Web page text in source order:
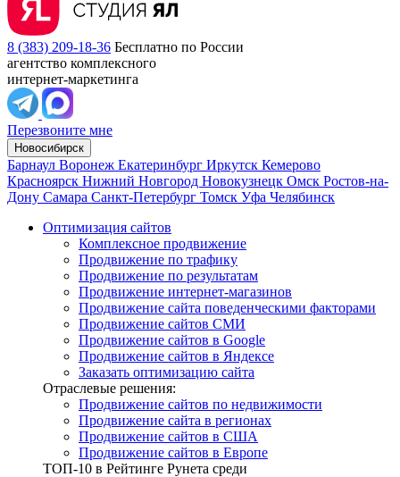
8 (383) 209-18-36 Бесплатно по России
агентство комплексного
интернет-маркетинга
Перезвоните мне
Новосибирск
Барнаул Воронеж Екатеринбург Иркутск Кемерово
Красноярск Нижний Новгород Новокузнецк Омск Ростов-на-
Дону Самара Санкт-Петербург Томск Уфа Челябинск
Оптимизация сайтов
Комплексное продвижение
Продвижение по трафику
Продвижение по результатам
Продвижение интернет-магазинов
Продвижение сайта поведенческими факторами
Продвижение сайтов СМИ
Продвижение сайтов в Google
Продвижение сайтов в Яндексе
Заказать оптимизацию сайта
Отраслевые решения:
Продвижение сайтов по недвижимости
Продвижение сайта в регионах
Продвижение сайтов в США
Продвижение сайтов в Европе
ТОП-10 в Рейтинге Рунета среди